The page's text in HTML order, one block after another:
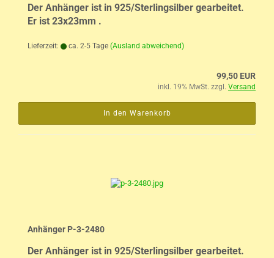
Der Anhänger ist in 925/Sterlingsilber gearbeitet.
Er ist 23x23mm .
Lieferzeit: ca. 2-5 Tage (Ausland abweichend)
99,50 EUR
inkl. 19% MwSt. zzgl. Versand
In den Warenkorb
Anhänger P-3-2480
Der Anhänger ist in 925/Sterlingsilber gearbeitet.